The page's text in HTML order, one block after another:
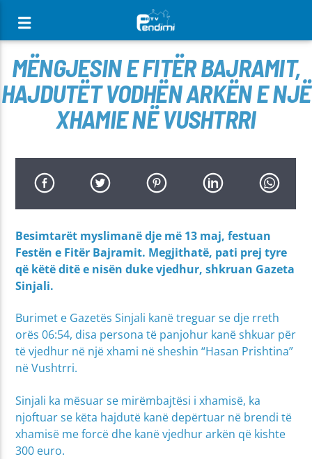
MËNGJESIN E FITËR BAJRAMIT,
HAJDUTËT VODHËN ARKËN E NJË
XHAMIE NË VUSHTRRI
Besimtarët myslimanë dje më 13 maj, festuan
Festën e Fitër Bajramit. Megjithatë, pati prej tyre
që këtë ditë e nisën duke vjedhur, shkruan Gazeta
Sinjali.
Burimet e Gazetës Sinjali kanë treguar se dje rreth
orës 06:54, disa persona të panjohur kanë shkuar për
të vjedhur në një xhami në sheshin “Hasan Prishtina”
në Vushtrri.
Sinjali ka mësuar se mirëmbajtësi i xhamisë, ka
njoftuar se këta hajdutë kanë depërtuar në brendi të
xhamisë me forcë dhe kanë vjedhur arkën që kishte
300 euro.